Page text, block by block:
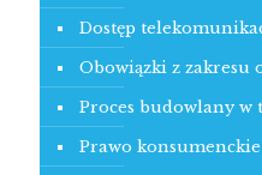
Dostęp
Obowiązki z zakresu
Proces budowlany
Prawo